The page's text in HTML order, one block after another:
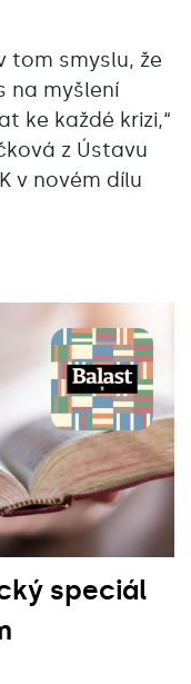
tom smyslu, že
na myšlení
ke každé krizi,“
z Ústavu
v novém dílu
speciál